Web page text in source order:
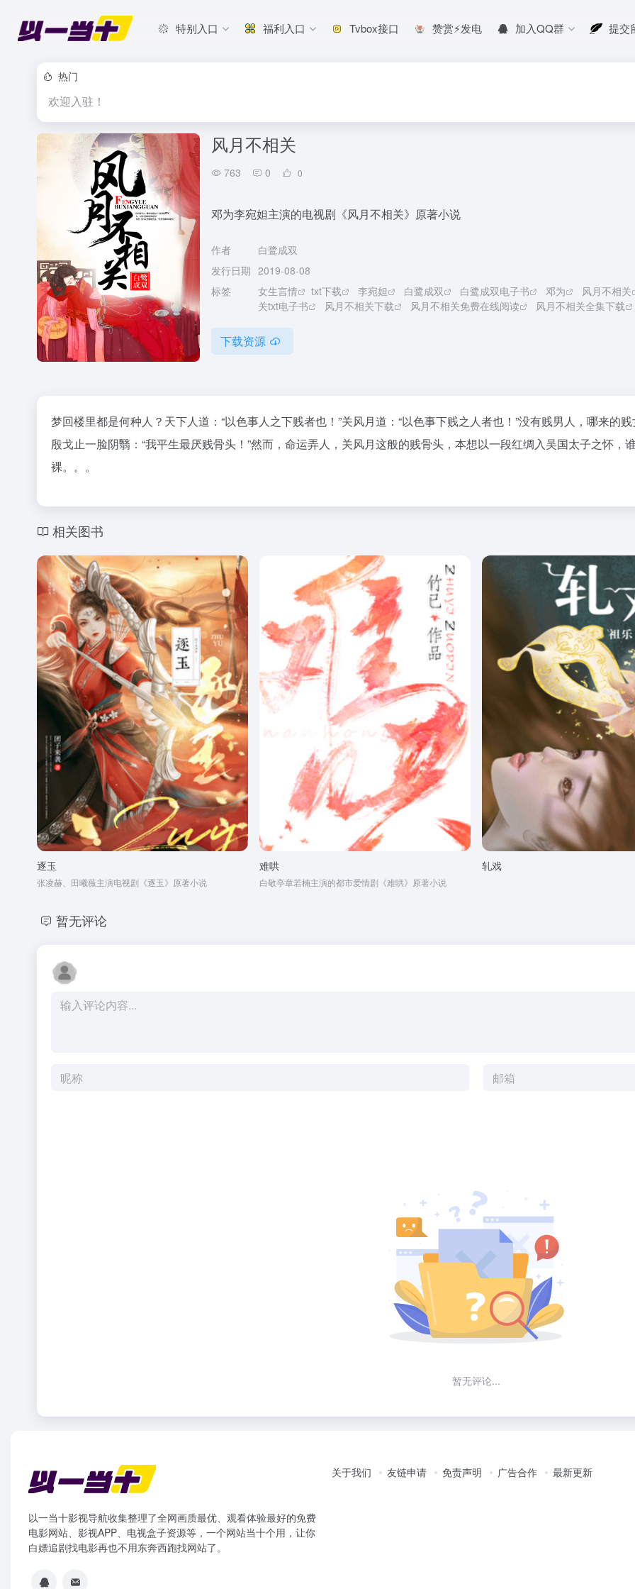
特别入口 福利入口 Tvbox接口 赞赏⚡发电 加入QQ群 提交
热门
欢迎入驻！
风月不相关
763 0 0
邓为李宛妲主演的电视剧《风月不相关》原著小说
作者
白鹭成双
发行日期 2019-08-08
标签
女生言情 txt下载 李宛妲 白鹭成双 白鹭成双电子书 邓为
风月不相关
关txt电子书
风月不相关下载 风月不相关免费在线阅读 风月不相关全集下载
下载资源
梦回楼里都是何种人？天下人道：“以色事人之下贱者也！”关风月道：“以色事下贱之人者也！”没有贱男人，哪来的
殷戈止一脸阴翳：“我平生最厌贱骨头！”然而，命运弄人，关风月这般的贱骨头，本想以一段红绸入吴国太子之怀，
裸。。。
相关图书
逐玉
张凌赫、田曦薇主演电视剧《逐玉》原著小说
难哄
白敬亭章若楠主演的都市爱情剧《难哄》原著小说
轧戏
暂无评论
暂无评论...
以一当十影视导航收集整理了全网画质最优、观看体验最好的免费
电影网站、影视APP、电视盒子资源等，一个网站当十个用，让你
白嫖追剧找电影再也不用东奔西跑找网站了。
关于我们 友链申请 免责声明 广告合作 最新更新